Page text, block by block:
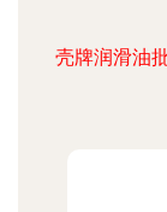
壳牌润滑油